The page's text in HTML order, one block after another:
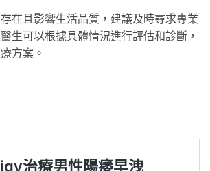
在且影響生活品質，建議及時尋求專業
生可以根據具體情況進行評估和診斷，
方案。